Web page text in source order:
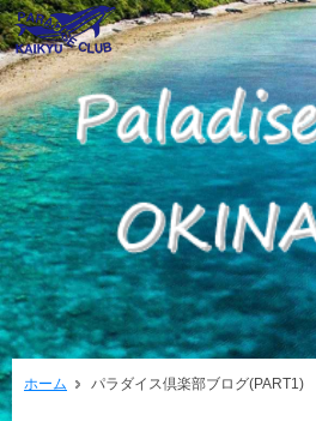
ホーム パラダイス倶楽部ブログ(PART1)